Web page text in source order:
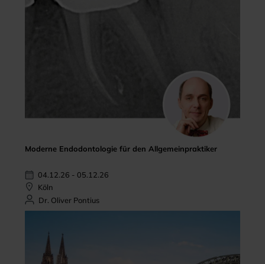
Moderne Endodontologie für den Allgemeinpraktiker
04.12.26 - 05.12.26
Köln
Dr. Oliver Pontius